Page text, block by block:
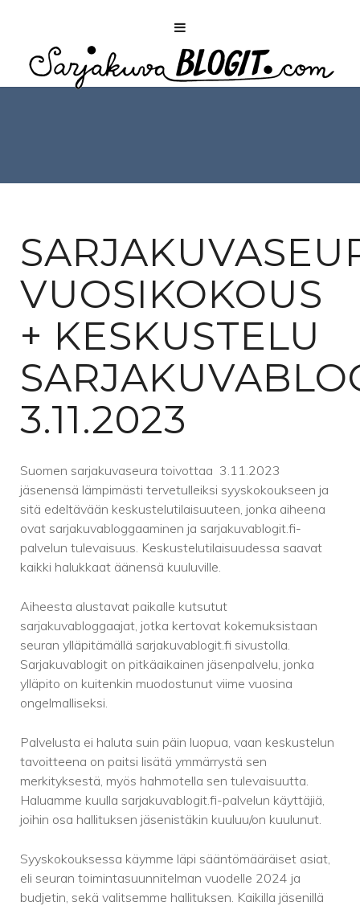
VUOSIKOKOUS
+ KESKUSTELU
3.11.2023
Suomen sarjakuvaseura toivottaa 3.11.2023
jäsenensä lämpimästi tervetulleiksi syyskokoukseen ja
sitä edeltävään keskustelutilaisuuteen, jonka aiheena
ovat sarjakuvabloggaaminen ja sarjakuvablogit.fi-
palvelun tulevaisuus. Keskustelutilaisuudessa saavat
kaikki halukkaat äänensä kuuluville.
Aiheesta alustavat paikalle kutsutut
sarjakuvabloggaajat, jotka kertovat kokemuksistaan
seuran ylläpitämällä sarjakuvablogit.fi sivustolla.
Sarjakuvablogit on pitkäaikainen jäsenpalvelu, jonka
ylläpito on kuitenkin muodostunut viime vuosina
ongelmalliseksi.
Palvelusta ei haluta suin päin luopua, vaan keskustelun
tavoitteena on paitsi lisätä ymmärrystä sen
merkityksestä, myös hahmotella sen tulevaisuutta.
Haluamme kuulla sarjakuvablogit.fi-palvelun käyttäjiä,
joihin osa hallituksen jäsenistäkin kuuluu/on kuulunut.
Syyskokouksessa käymme läpi sääntömääräiset asiat,
eli seuran toimintasuunnitelman vuodelle 2024 ja
budjetin, sekä valitsemme hallituksen. Kaikilla jäsenillä